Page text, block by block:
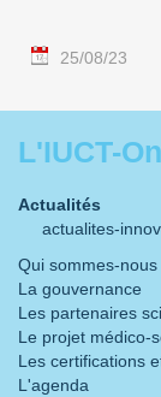
25/08/23
L'IUCT-
Actualités
actualites-
Qui sommes-nous
La gouvernance
Les partenaires
Le projet médico-
Les certifications
L'agenda